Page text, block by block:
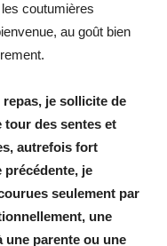
coutumières
au goût bien
repas, je sollicite de
tour des sentes et
autrefois fort
précédente, je
seulement par
une
une parente ou une